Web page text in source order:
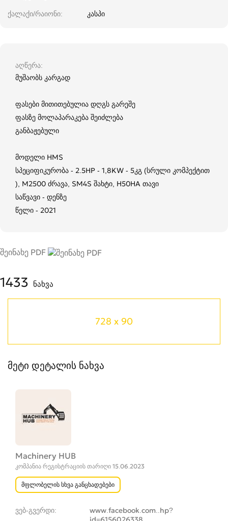
ქალაქი/რაიონი კასპი
აღწერა
მუშაობს კარგად
ფასები მითითებულია დღგს გარეშე
ფასზე მოლაპარაკება შეიძლება
განბაჟებული
მოდელი HMS
სპეციფიკურობა - 2.5HP - 1,8KW - 5კგ (სრული კომპექტით
), M2500 ძრავა, SM4S შახტი, H50HA თავი
საწვავი - დენზე
წელი - 2021
შეინახე PDF
1433 ნახვა
728 x 90
მეტი დეტალის ნახვა
Machinery HUB
კომპანია რეგისტრაციის თარიღი 15.06.2023
მფლობელის სხვა განცხადებები
ვებ-გვერდი
www.facebook.com..hp?